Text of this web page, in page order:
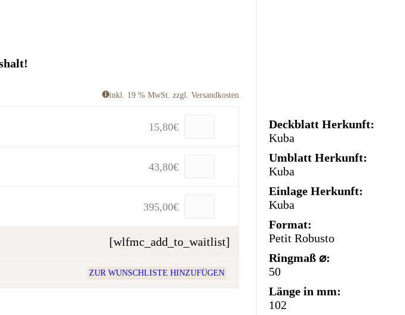
inkl. 19 % MwSt. zzgl. Versandkosten
15,80€
43,80€
395,00€
[wlfmc_add_to_waitlist]
ZUR WUNSCHLISTE HINZUFÜGEN
Deckblatt Herkunft:
Kuba
Umblatt Herkunft:
Kuba
Einlage Herkunft:
Kuba
Format:
Petit Robusto
Ringmaß ⌀:
50
Länge in mm:
102